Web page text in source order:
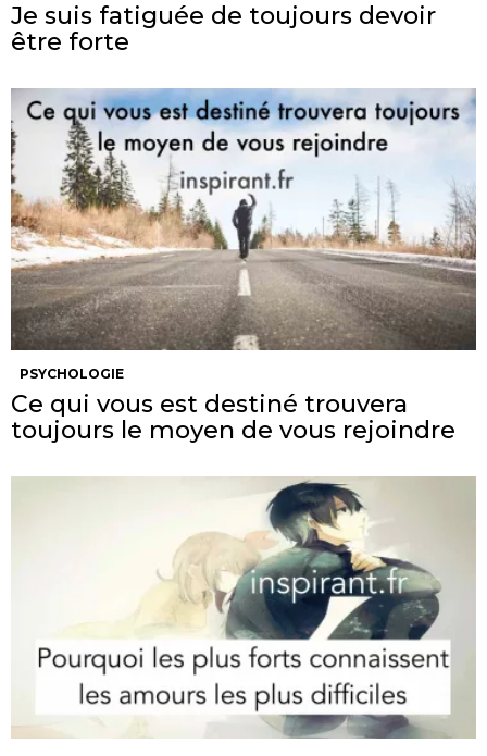
Je suis fatiguée de toujours devoir
être forte
PSYCHOLOGIE
Ce qui vous est destiné trouvera
toujours le moyen de vous rejoindre